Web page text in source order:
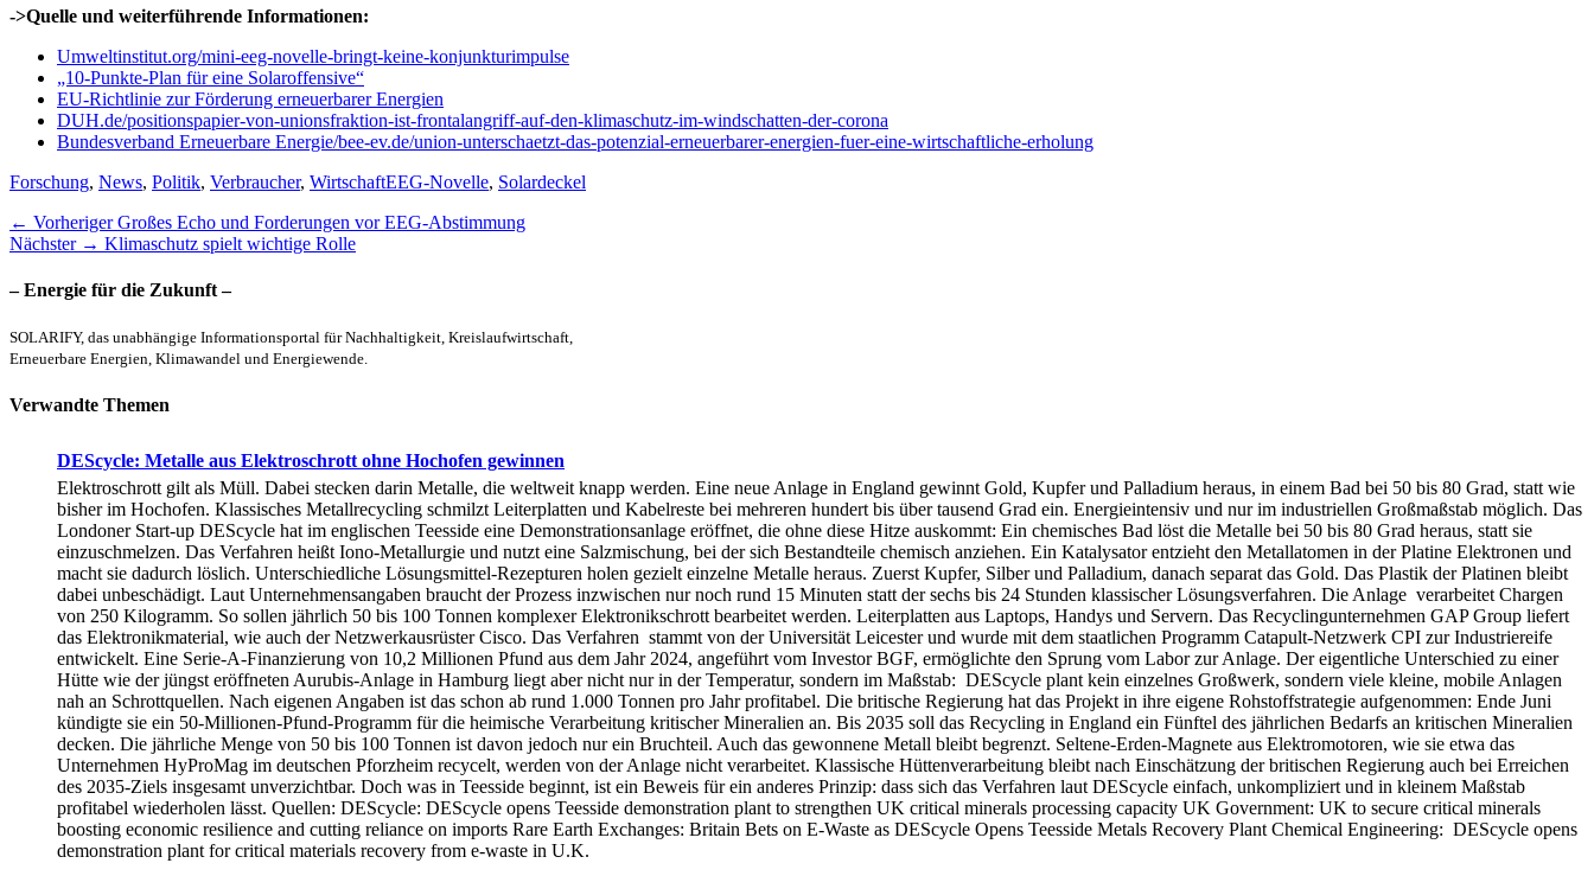
->Quelle und weiterführende Informationen:
Umweltinstitut.org/mini-eeg-novelle-bringt-keine-konjunkturimpulse
„10-Punkte-Plan für eine Solaroffensive“
EU-Richtlinie zur Förderung erneuerbarer Energien
DUH.de/positionspapier-von-unionsfraktion-ist-frontalangriff-auf-den-klimaschutz-im-windschatten-der-corona
Bundesverband Erneuerbare Energie/bee-ev.de/union-unterschaetzt-das-potenzial-erneuerbarer-energien-fuer-eine-wirtschaftliche-erholung
Kategorien
Forschung, News, Politik, Verbraucher, WirtschaftSchlagworte
EEG-Novelle, Solardeckel
Beitragsnavigation
← Vorheriger Vorheriger
Beitrag:
Großes Echo und Forderungen vor EEG-Abstimmung
Nächster → Nächster
Klimaschutz spielt wichtige Rolle
– Energie für die Zukunft –
SOLARIFY, das unabhängige Informationsportal für Nachhaltigkeit, Kreislaufwirtschaft,
Erneuerbare Energien, Klimawandel und Energiewende.
Verwandte Themen
DEScycle: Metalle aus Elektroschrott ohne Hochofen gewinnen
Elektroschrott gilt als Müll. Dabei stecken darin Metalle, die weltweit knapp werden. Eine neue Anlage in England gewinnt Gold, Kupfer und Palladium heraus, in einem Bad bei 50 bis 80 Grad, statt wie
bisher im Hochofen. Klassisches Metallrecycling schmilzt Leiterplatten und Kabelreste bei mehreren hundert bis über tausend Grad ein. Energieintensiv und nur im industriellen Großmaßstab möglich. Das
Londoner Start-up DEScycle hat im englischen Teesside eine Demonstrationsanlage eröffnet, die ohne diese Hitze auskommt: Ein chemisches Bad löst die Metalle bei 50 bis 80 Grad heraus, statt sie
einzuschmelzen. Das Verfahren heißt Iono-Metallurgie und nutzt eine Salzmischung, bei der sich Bestandteile chemisch anziehen. Ein Katalysator entzieht den Metallatomen in der Platine Elektronen und
macht sie dadurch löslich. Unterschiedliche Lösungsmittel-Rezepturen holen gezielt einzelne Metalle heraus. Zuerst Kupfer, Silber und Palladium, danach separat das Gold. Das Plastik der Platinen bleibt
dabei unbeschädigt. Laut Unternehmensangaben braucht der Prozess inzwischen nur noch rund 15 Minuten statt der sechs bis 24 Stunden klassischer Lösungsverfahren. Die Anlage verarbeitet Chargen
von 250 Kilogramm. So sollen jährlich 50 bis 100 Tonnen komplexer Elektronikschrott bearbeitet werden. Leiterplatten aus Laptops, Handys und Servern. Das Recyclingunternehmen GAP Group liefert
das Elektronikmaterial, wie auch der Netzwerkausrüster Cisco. Das Verfahren stammt von der Universität Leicester und wurde mit dem staatlichen Programm Catapult-Netzwerk CPI zur Industriereife
entwickelt. Eine Serie-A-Finanzierung von 10,2 Millionen Pfund aus dem Jahr 2024, angeführt vom Investor BGF, ermöglichte den Sprung vom Labor zur Anlage. Der eigentliche Unterschied zu einer
Hütte wie der jüngst eröffneten Aurubis-Anlage in Hamburg liegt aber nicht nur in der Temperatur, sondern im Maßstab: DEScycle plant kein einzelnes Großwerk, sondern viele kleine, mobile Anlagen
nah an Schrottquellen. Nach eigenen Angaben ist das schon ab rund 1.000 Tonnen pro Jahr profitabel. Die britische Regierung hat das Projekt in ihre eigene Rohstoffstrategie aufgenommen: Ende Juni
kündigte sie ein 50-Millionen-Pfund-Programm für die heimische Verarbeitung kritischer Mineralien an. Bis 2035 soll das Recycling in England ein Fünftel des jährlichen Bedarfs an kritischen Mineralien
decken. Die jährliche Menge von 50 bis 100 Tonnen ist davon jedoch nur ein Bruchteil. Auch das gewonnene Metall bleibt begrenzt. Seltene-Erden-Magnete aus Elektromotoren, wie sie etwa das
Unternehmen HyProMag im deutschen Pforzheim recycelt, werden von der Anlage nicht verarbeitet. Klassische Hüttenverarbeitung bleibt nach Einschätzung der britischen Regierung auch bei Erreichen
des 2035-Ziels insgesamt unverzichtbar. Doch was in Teesside beginnt, ist ein Beweis für ein anderes Prinzip: dass sich das Verfahren laut DEScycle einfach, unkompliziert und in kleinem Maßstab
profitabel wiederholen lässt. Quellen: DEScycle: DEScycle opens Teesside demonstration plant to strengthen UK critical minerals processing capacity UK Government: UK to secure critical minerals
boosting economic resilience and cutting reliance on imports Rare Earth Exchanges: Britain Bets on E-Waste as DEScycle Opens Teesside Metals Recovery Plant Chemical Engineering: DEScycle opens
demonstration plant for critical materials recovery from e-waste in U.K.